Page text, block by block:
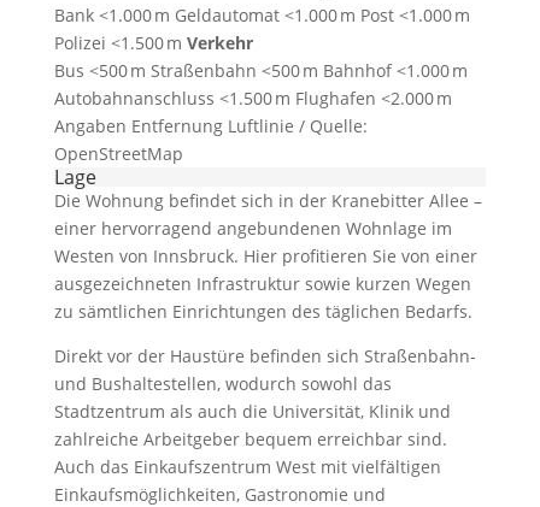
Bank <1.000 m Geldautomat <1.000 m Post <1.000 m
Polizei <1.500 m Verkehr
Bus <500 m Straßenbahn <500 m Bahnhof <1.000 m
Autobahnanschluss <1.500 m Flughafen <2.000 m
Angaben Entfernung Luftlinie / Quelle:
OpenStreetMap
Lage
Die Wohnung befindet sich in der Kranebitter Allee –
einer hervorragend angebundenen Wohnlage im
Westen von Innsbruck. Hier profitieren Sie von einer
ausgezeichneten Infrastruktur sowie kurzen Wegen
zu sämtlichen Einrichtungen des täglichen Bedarfs.
Direkt vor der Haustüre befinden sich Straßenbahn-
und Bushaltestellen, wodurch sowohl das
Stadtzentrum als auch die Universität, Klinik und
zahlreiche Arbeitgeber bequem erreichbar sind.
Auch das Einkaufszentrum West mit vielfältigen
Einkaufsmöglichkeiten, Gastronomie und